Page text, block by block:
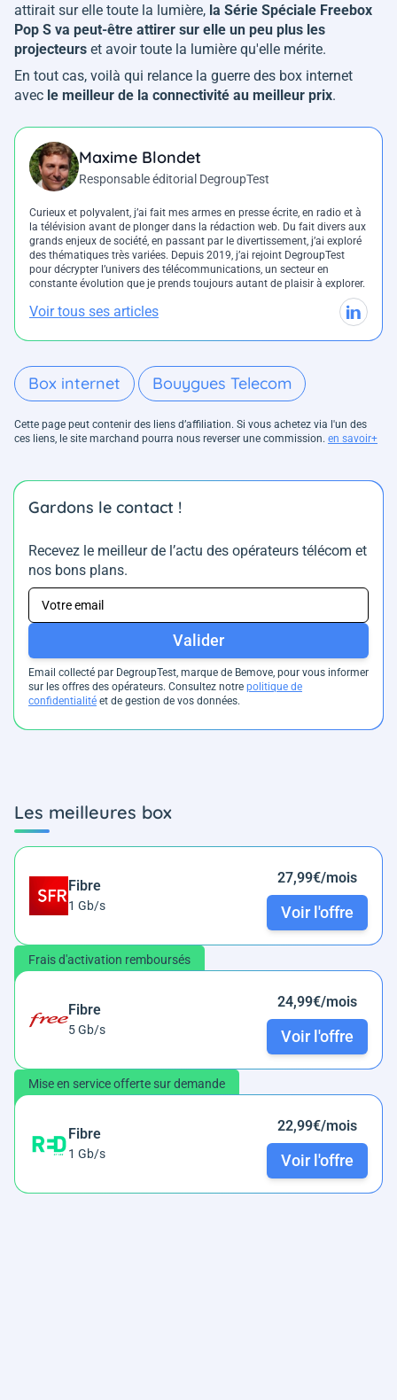
attirait sur elle toute la lumière, la Série Spéciale Freebox
Pop S va peut-être attirer sur elle un peu plus les
projecteurs et avoir toute la lumière qu'elle mérite.
En tout cas, voilà qui relance la guerre des box internet
avec le meilleur de la connectivité au meilleur prix.
Maxime Blondet
Responsable éditorial DegroupTest
Curieux et polyvalent, j’ai fait mes armes en presse écrite, en radio et à
la télévision avant de plonger dans la rédaction web. Du fait divers aux
grands enjeux de société, en passant par le divertissement, j’ai exploré
des thématiques très variées. Depuis 2019, j’ai rejoint DegroupTest
pour décrypter l’univers des télécommunications, un secteur en
constante évolution que je prends toujours autant de plaisir à explorer.
Voir tous ses articles
Box internet Bouygues Telecom
Cette page peut contenir des liens d’affiliation. Si vous achetez via l'un des
ces liens, le site marchand pourra nous reverser une commission. en savoir+
Gardons le contact !
Recevez le meilleur de l’actu des opérateurs télécom et
nos bons plans.
Valider
Email collecté par DegroupTest, marque de Bemove, pour vous informer
sur les offres des opérateurs. Consultez notre politique de
confidentialité et de gestion de vos données.
Les meilleures box
Fibre
1 Gb/s
27,99€/mois
Voir l'offre
Frais d'activation remboursés
Fibre
5 Gb/s
24,99€/mois
Voir l'offre
Mise en service offerte sur demande
Fibre
1 Gb/s
22,99€/mois
Voir l'offre